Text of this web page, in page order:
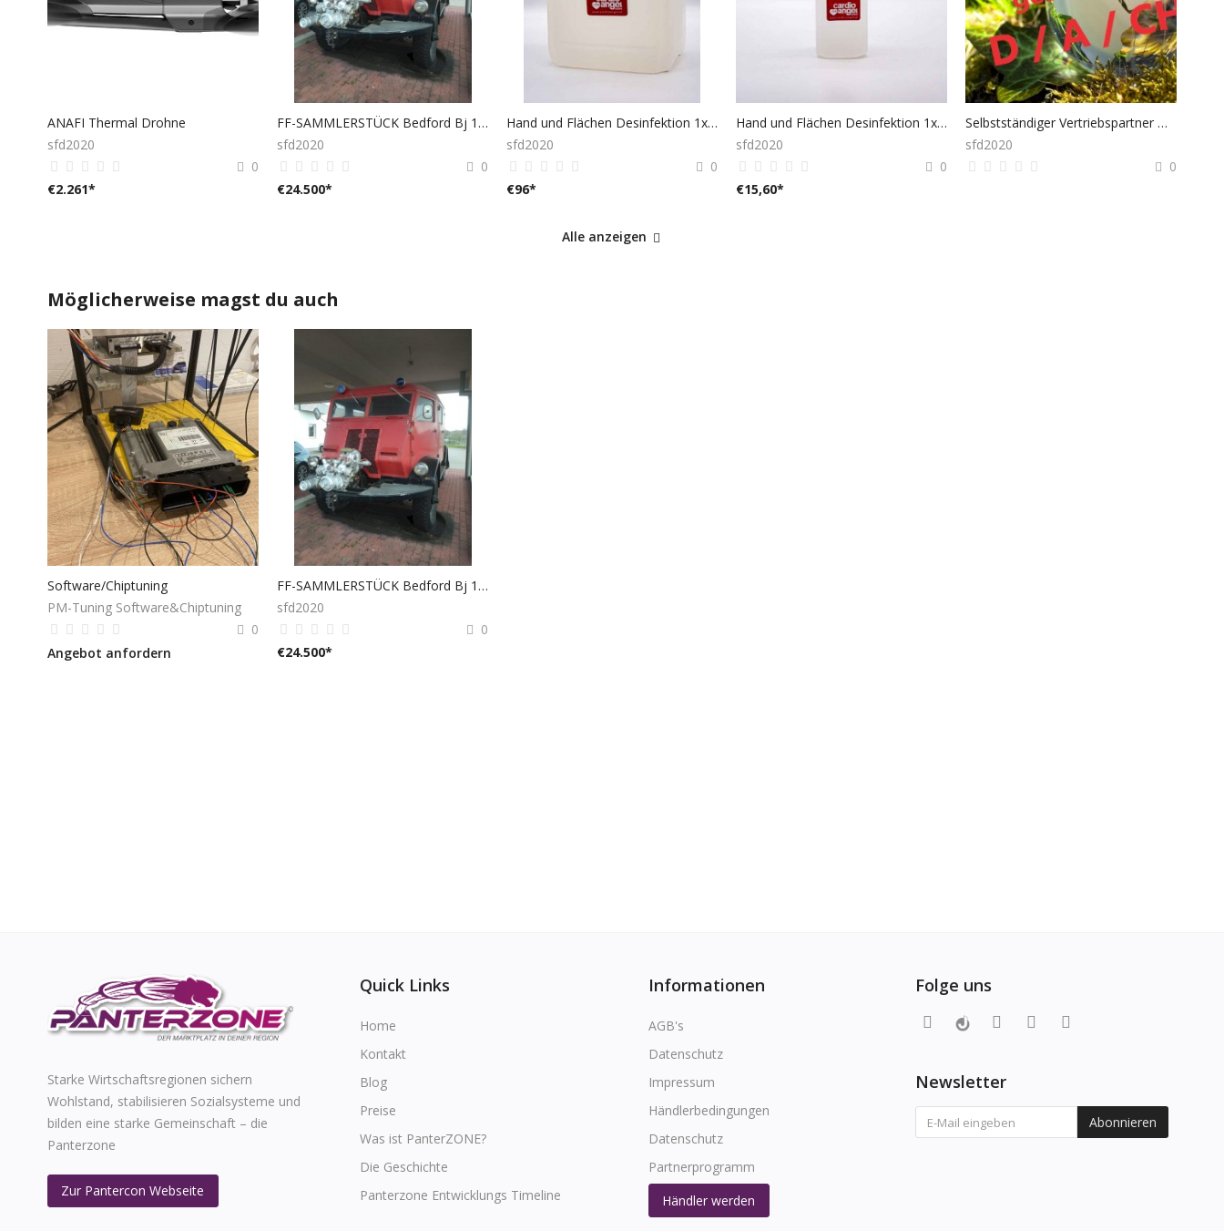
ANAFI Thermal Drohne
sfd2020
0
€2.261*
FF-SAMMLERSTÜCK Bedford Bj 1940
sfd2020
0
€24.500*
Hand und Flächen Desinfektion 1x5 LITER Ethanol
sfd2020
0
€96*
Hand und Flächen Desinfektion 1x500ml Ethanol
sfd2020
0
€15,60*
Selbstständiger Vertriebspartner werden!
sfd2020
0
Alle anzeigen
Möglicherweise magst du auch
Software/Chiptuning
PM-Tuning Software&Chiptuning
0
Angebot anfordern
FF-SAMMLERSTÜCK Bedford Bj 1940
sfd2020
0
€24.500*
Starke Wirtschaftsregionen sichern
Wohlstand, stabilisieren Sozialsysteme und
bilden eine starke Gemeinschaft – die
Panterzone
Zur Pantercon Webseite
Quick Links
Home
Kontakt
Blog
Preise
Was ist PanterZONE?
Die Geschichte
Panterzone Entwicklungs Timeline
Informationen
AGB's
Datenschutz
Impressum
Händlerbedingungen
Datenschutz
Partnerprogramm
Händler werden
Folge uns
Newsletter
Abonnieren